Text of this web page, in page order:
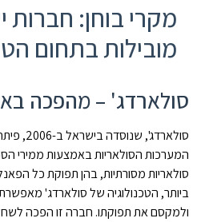
מקרי בוחן: חברות
מובילות בתחום
סולארדג' – מהפכה
המערכות הסולאריות באמצעות ממירי
סולאריות מסורתיות, בהן תפוקת כל
ביותר, הטכנולוגיה של סולארדג'
ולמקסם את תפוקתו. חברה זו הפכה